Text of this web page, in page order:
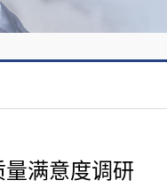
满意度调研